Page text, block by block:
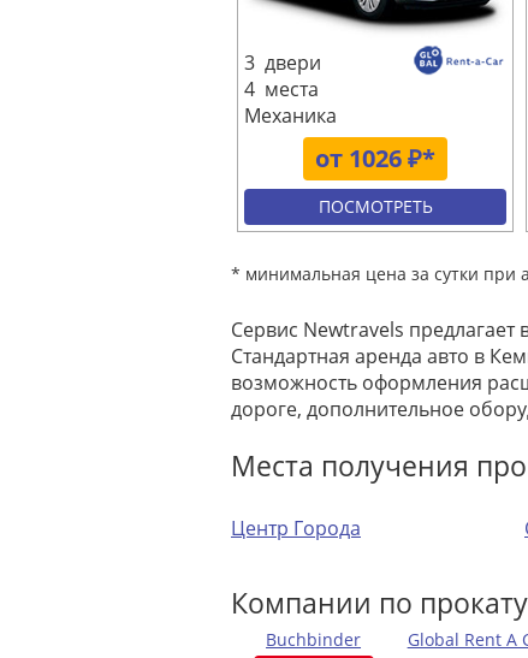
от 1026 ₽*
3 двери
4 места
Механика
ПОСМОТРЕТЬ
* минимальная цена за сутки при
Сервис Newtravels
Стандартная аренда авто в
возможность оформления
дороге, дополнительное
Места получения
Центр Города
Компании по
Buchbinder Global Rent A